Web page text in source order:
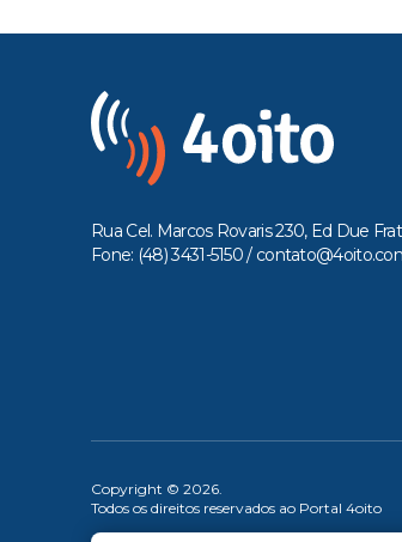
Rua Cel. Marcos Rovaris 230, Ed Due
Fone: (48) 3431-5150 /
Copyright © 2026.
Todos os direitos reservados ao Portal 4oito